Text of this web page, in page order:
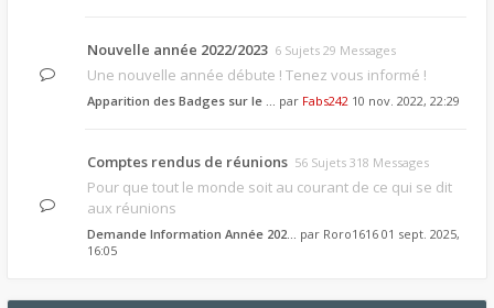
Nouvelle année 2022/2023 6 Sujets 29 Messages
Une nouvelle année débute ! Tenez vous informé !
Apparition des Badges sur le … par Fabs242 10 nov. 2022, 22:29
Comptes rendus de réunions 56 Sujets 318 Messages
Pour que tout le monde soit au courant de ce qui se dit
aux réunions
Demande Information Année 202… par Roro1616 01 sept. 2025,
16:05